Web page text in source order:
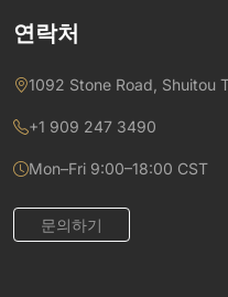
연락처
1092 Stone Road, Shuitou
+1 909 247 3490
Mon–Fri 9:00–18:00 CST
문의하기